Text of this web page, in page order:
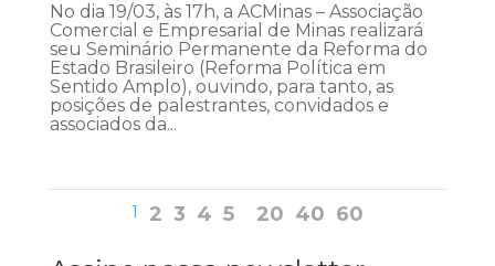
No dia 19/03, às 17h, a ACMinas – Associação
Comercial e Empresarial de Minas realizará
seu Seminário Permanente da Reforma do
Estado Brasileiro (Reforma Política em
Sentido Amplo), ouvindo, para tanto, as
posições de palestrantes, convidados e
associados da...
1 2 3 4 5 20 40 60